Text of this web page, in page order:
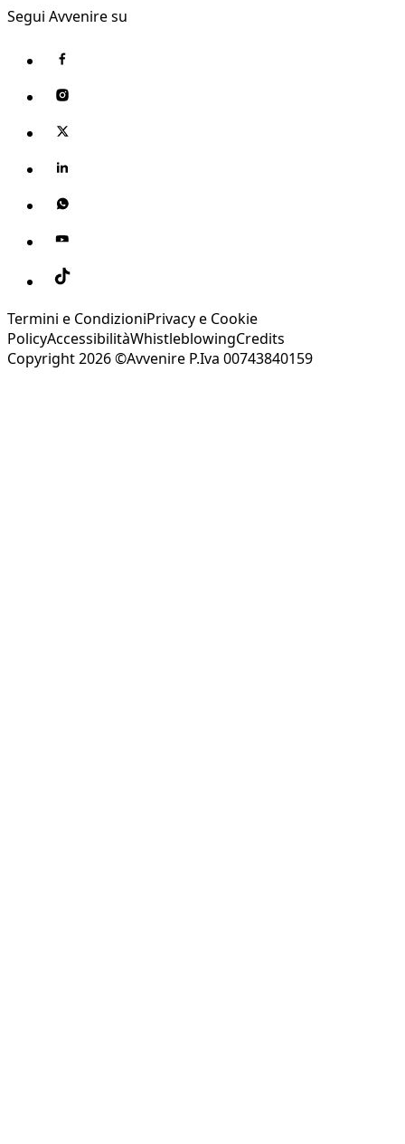
Segui Avvenire su
Termini e CondizioniPrivacy e Cookie
PolicyAccessibilitàWhistleblowingCredits
Copyright 2026 ©Avvenire P.Iva 00743840159